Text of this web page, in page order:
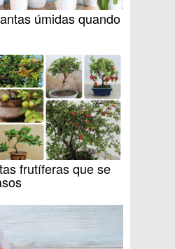
úmidas quando
frutíferas que se